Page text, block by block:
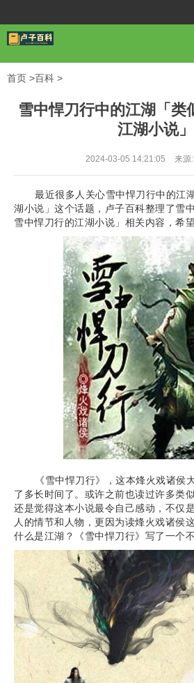
首页 >百科 >
雪中悍刀行中的江湖「类
江湖小说」
2024-03-05 14:21:05 来源:
最近很多人关心雪中悍刀行中的江
湖小说」这个话题，卢子百科整理了雪
雪中悍刀行的江湖小说」相关内容，希
《雪中悍刀行》，这本烽火戏诸侯
了多长时间了。或许之前也读过许多类
还是觉得这本小说最令自己感动，不仅
人的情节和人物，更因为读烽火戏诸侯
什么是江湖？《雪中悍刀行》写了一个